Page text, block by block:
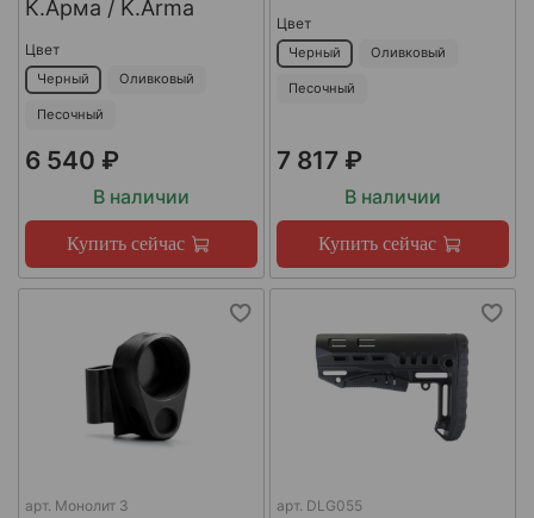
К.Арма / K.Arma
Цвет
Черный Оливковый
Песочный
6 540 ₽
В наличии
Купить сейчас
Цвет
Черный Оливковый
Песочный
7 817 ₽
В наличии
Купить сейчас
арт. Монолит 3 арт. DLG055